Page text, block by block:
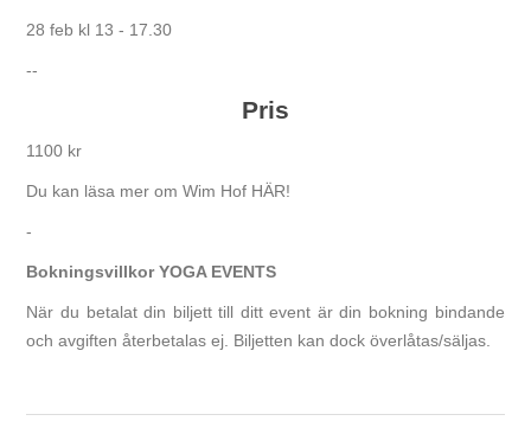
28 feb kl 13 - 17.30
--
Pris
1100 kr
Du kan läsa mer om Wim Hof HÄR!
-
Bokningsvillkor YOGA EVENTS
När du betalat din biljett till ditt event är din bokning bindande
och avgiften återbetalas ej. Biljetten kan dock överlåtas/säljas.